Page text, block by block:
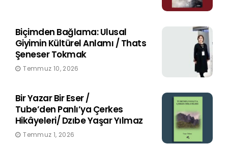
Biçimden Bağlama: Ulusal
Giyimin Kültürel Anlamı / Thats
Şeneser Tokmak
Temmuz 10, 2026
Bir Yazar Bir Eser /
Tube’den Panlı’ya Çerkes
Hikâyeleri/ Dzıbe Yaşar Yılmaz
Temmuz 1, 2026